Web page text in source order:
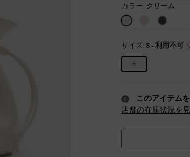
カラー: クリーム
サイズ: S - 利用不可
S
このアイテム
店舗の在庫状況を